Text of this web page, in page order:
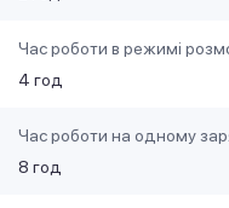
Час роботи в режимі
4 год
Час роботи на одному
8 год